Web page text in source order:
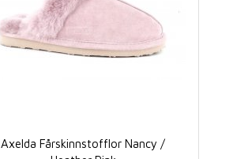
Axelda Fårskinnstofflor Nancy /